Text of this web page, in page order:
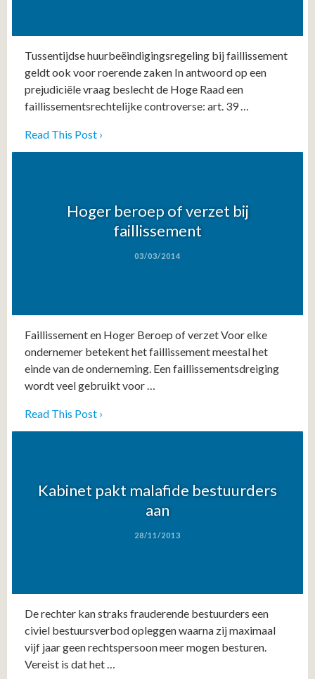
Tussentijdse huurbeëindigingsregeling bij faillissement
geldt ook voor roerende zaken In antwoord op een
prejudiciële vraag beslecht de Hoge Raad een
faillissementsrechtelijke controverse: art. 39 …
Read This Post ›
Hoger beroep of verzet bij
faillissement
03/03/2014
Faillissement en Hoger Beroep of verzet Voor elke
ondernemer betekent het faillissement meestal het
einde van de onderneming. Een faillissementsdreiging
wordt veel gebruikt voor …
Read This Post ›
Kabinet pakt malafide bestuurders
aan
28/11/2013
De rechter kan straks frauderende bestuurders een
civiel bestuursverbod opleggen waarna zij maximaal
vijf jaar geen rechtspersoon meer mogen besturen.
Vereist is dat het …